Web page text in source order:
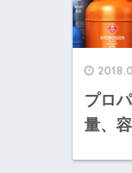
プロ
量、